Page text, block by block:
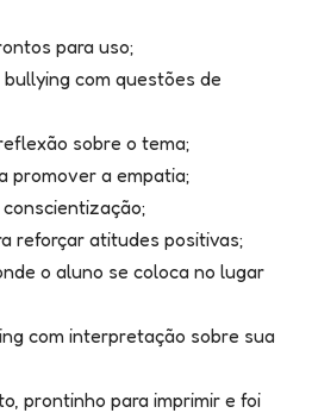
para uso;
com questões de
sobre o tema;
promover a empatia;
reforçar atitudes positivas;
o aluno se coloca no lugar
com interpretação sobre sua
prontinho para imprimir e foi